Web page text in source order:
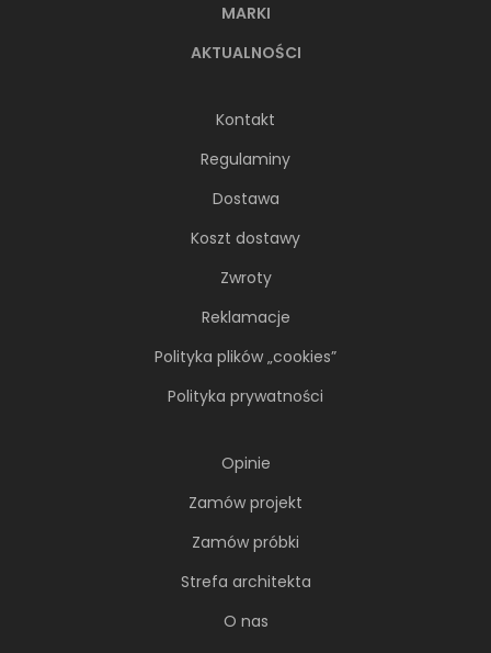
MARKI
AKTUALNOŚCI
Kontakt
Regulaminy
Dostawa
Koszt dostawy
Zwroty
Reklamacje
Polityka plików „cookies”
Polityka prywatności
Opinie
Zamów projekt
Zamów próbki
Strefa architekta
O nas